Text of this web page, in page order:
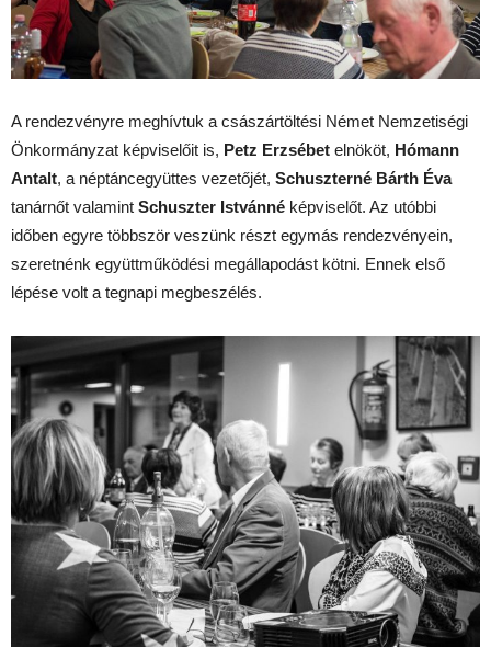
A rendezvényre meghívtuk a császártöltési Német Nemzetiségi
Önkormányzat képviselőit is, Petz Erzsébet elnököt, Hómann
Antalt, a néptáncegyüttes vezetőjét, Schuszterné Bárth Éva
tanárnőt valamint Schuszter Istvánné képviselőt. Az utóbbi
időben egyre többször veszünk részt egymás rendezvényein,
szeretnénk együttműködési megállapodást kötni. Ennek első
lépése volt a tegnapi megbeszélés.